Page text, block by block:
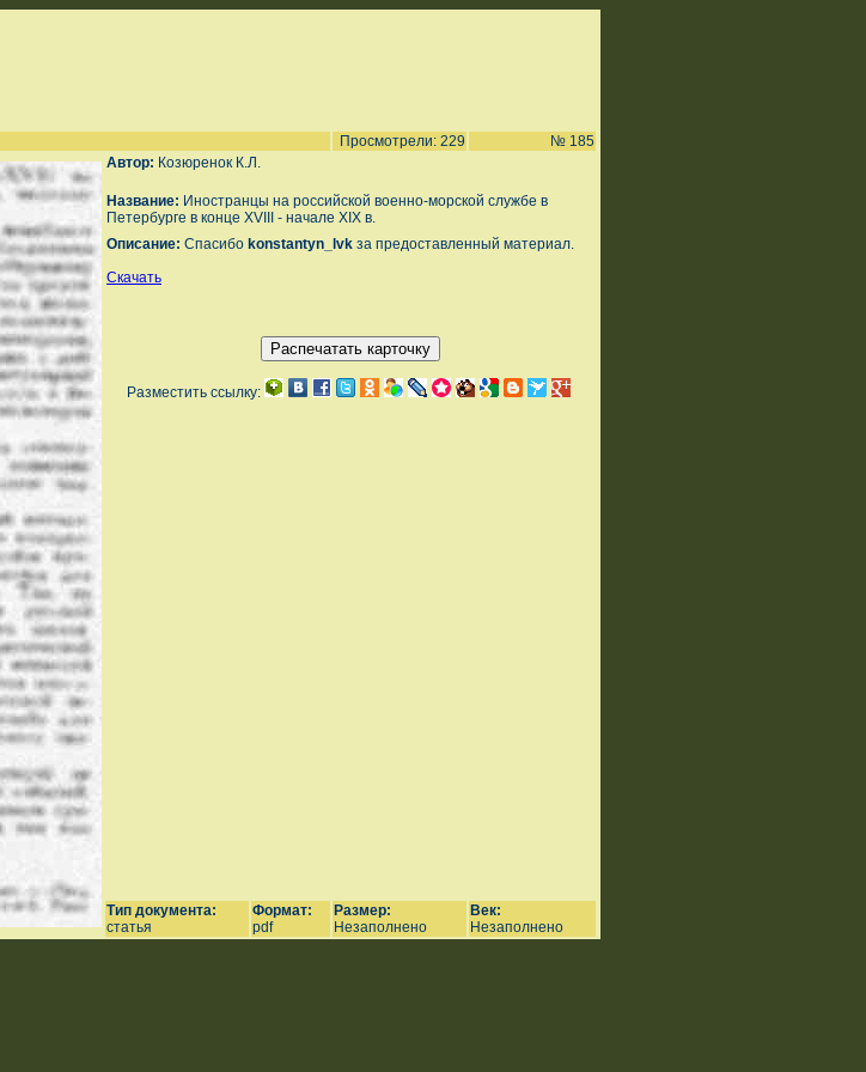
Просмотрели: 229
№ 185
Автор: Козюренок К.Л.
Название: Иностранцы на российской военно-морской службе в
Петербурге в конце XVIII - начале XIX в.
Описание: Спасибо konstantyn_lvk за предоставленный материал.
Скачать
Разместить ссылку:
Тип документа:
статья
Формат:
pdf
Размер:
Незаполнено
Век:
Незаполнено